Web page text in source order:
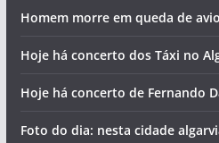
Homem morre em queda de
Hoje há concerto dos Táxi no
Hoje há concerto de Fernando
Foto do dia: nesta cidade